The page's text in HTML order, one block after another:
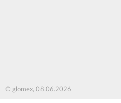
© glomex, 08.06.2026